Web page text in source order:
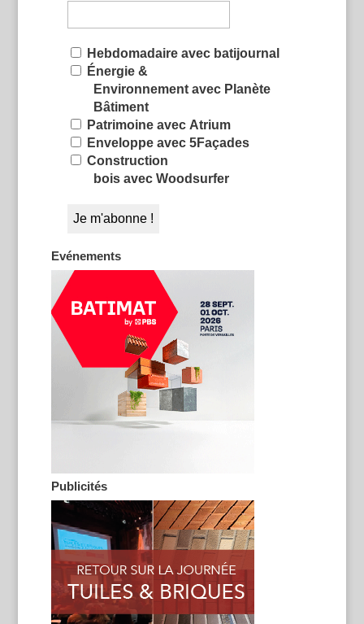
Hebdomadaire avec batijournal
Énergie &
Environnement avec Planète
Bâtiment
Patrimoine avec Atrium
Enveloppe avec 5Façades
Construction
bois avec Woodsurfer
Evénements
Publicités